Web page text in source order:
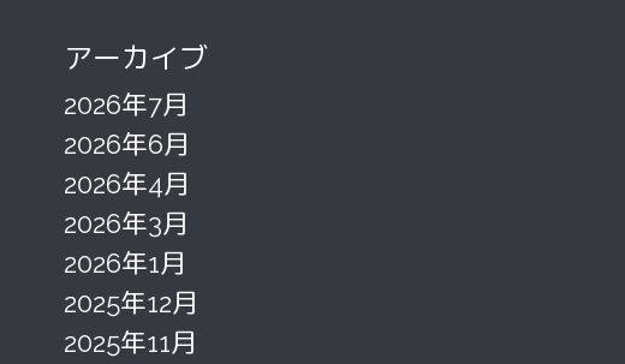
アーカイブ
2026年7月
2026年6月
2026年4月
2026年3月
2026年1月
2025年12月
2025年11月